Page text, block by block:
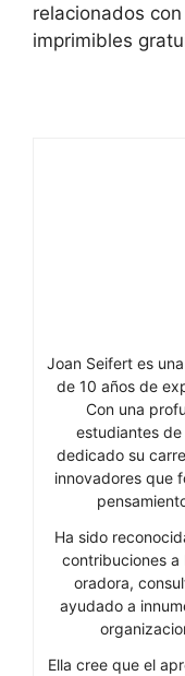
relacionados
imprimibles
Joan Seifert es
de 10 años de
Con una
estudiantes
dedicado su
innovadores que
Ha sido
contribuciones a
oradora,
ayudado a
Ella cree que el